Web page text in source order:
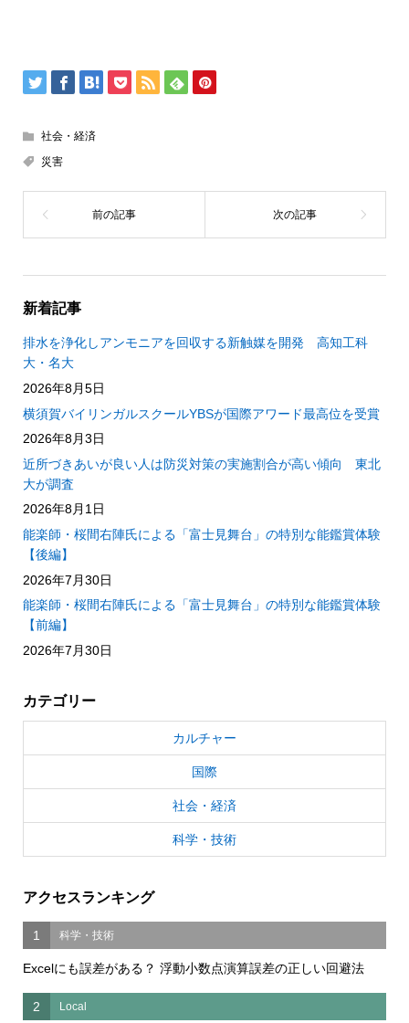
社会・経済
災害
新着記事
排水を浄化しアンモニアを回収する新触媒を開発 高知工科
大・名大
2026年8月5日
横須賀バイリンガルスクールYBSが国際アワード最高位を受賞
2026年8月3日
近所づきあいが良い人は防災対策の実施割合が高い傾向 東北
大が調査
2026年8月1日
能楽師・桜間右陣氏による「富士見舞台」の特別な能鑑賞体験
【後編】
2026年7月30日
能楽師・桜間右陣氏による「富士見舞台」の特別な能鑑賞体験
【前編】
2026年7月30日
カテゴリー
カルチャー
国際
社会・経済
科学・技術
アクセスランキング
1 科学・技術
Excelにも誤差がある？ 浮動小数点演算誤差の正しい回避法
2 Local